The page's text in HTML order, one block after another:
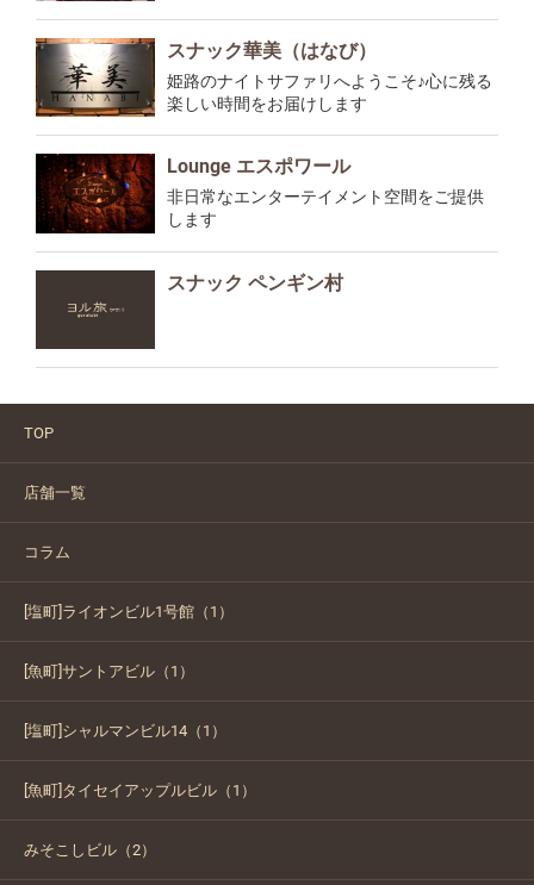
スナック華美（はなび）
姫路のナイトサファリへようこそ♪心に残る
楽しい時間をお届けします
Lounge エスポワール
非日常なエンターテイメント空間をご提供
します
スナック ペンギン村
TOP
店舗一覧
コラム
[塩町]ライオンビル1号館（1）
[魚町]サントアビル（1）
[塩町]シャルマンビル14（1）
[魚町]タイセイアップルビル（1）
みそこしビル（2）